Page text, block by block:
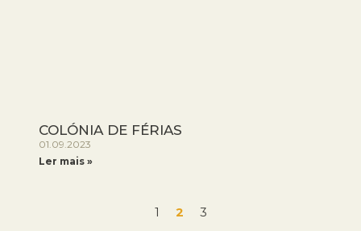
COLÓNIA DE FÉRIAS
01.09.2023
Ler mais »
1 2 3